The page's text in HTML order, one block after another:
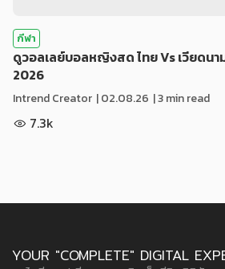
กีฬา
ดูวอลเลย์บอลหญิงสด ไทย Vs เวียดน
2026
Intrend Creator |02.08.26 | 3 min read
7.3k
YOUR "COMPLETE" DIGITAL